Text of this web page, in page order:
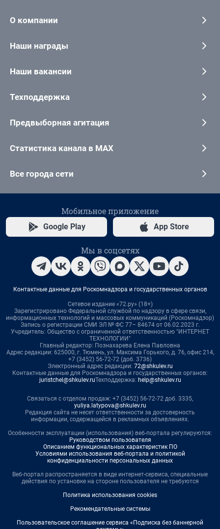
О компании
Наши награды
Наши вакансии
Техподдержка
Предвыборная агитация
Статистика канала в MAX
Все города сети
Мобильное приложение
Google Play App Store
Мы в соцсетях
Контактные данные для Роскомнадзора и государственных органов
Сетевое издание «72.ру» (18+)
Зарегистрировано Федеральной службой по надзору в сфере связи,
информационных технологий и массовых коммуникаций (Роскомнадзор)
Запись о регистрации СМИ ЭЛ № ФС 77– 84674 от 06.02.2023 г.
Учредитель: Общество с ограниченной ответственностью "ИНТЕРНЕТ
ТЕХНОЛОГИИ"
Главный редактор: Познахарева Елена Павловна
Адрес редакции: 625000, г. Тюмень, ул. Максима Горького, д. 76, офис 214,
+7 (3452) 56-72-72 (доб. 3736)
Электронный адрес редакции: 72@shkulev.ru
Контактные данные для Роскомнадзора и государственных органов:
juristchel@shkulev.ruТехподдержка: help@shkulev.ru
Связаться с отделом продаж: +7 (3452) 56-72-72 доб. 3335,
yuliya.latypova@shkulev.ru
Редакция сайта не несет ответственности за достоверность
информации, содержащейся в рекламных объявлениях.
Особенности эксплуатации (использования) веб-портала регулируются:
Руководством пользователя
Описанием функциональных характеристик ПО
Условиями использования веб-портала и политикой
конфиденциальности персональных данных
Веб-портал распространяется в виде интернет-сервиса, специальные
действия по установке на стороне пользователя не требуются
Политика использования cookies
Рекомендательные системы
Пользовательское соглашение сервиса «Подписка без баннерной